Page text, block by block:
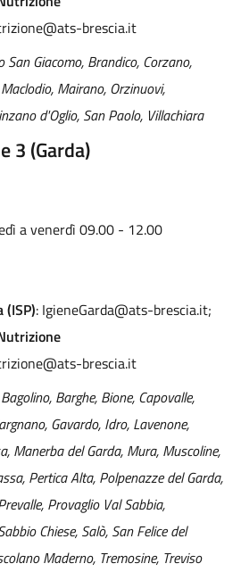
brescia.it
San Giacomo, Brandico, Corzano,
Mairano, Orzinuovi,
d'Oglio, San Paolo, Villachiara
3 (Garda)
a venerdì 09.00 - 12.00
(ISP): IgieneGarda@ats-brescia.it;
brescia.it
Barghe, Bione, Capovalle,
Gavardo, Idro, Lavenone,
Manerba del Garda, Mura, Muscoline,
Pertica Alta, Polpenazze del Garda,
Provaglio Val Sabbia,
Chiese, Salò, San Felice del
Maderno, Tremosine, Treviso